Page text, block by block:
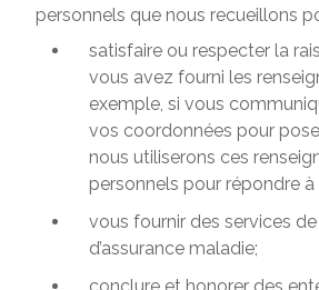
personnels que nous recueillons
satisfaire ou respecter la
vous avez fourni les
exemple, si vous
vos coordonnées pour
nous utiliserons ces
personnels pour répondre
vous fournir des services
d’assurance maladie;